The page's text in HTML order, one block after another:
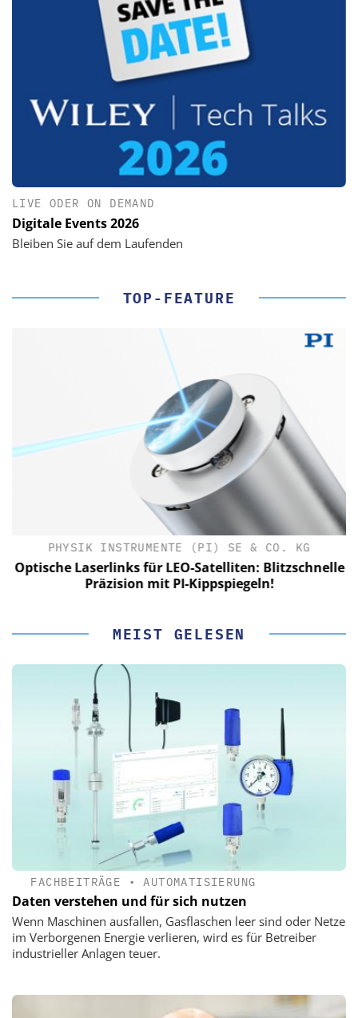
LIVE ODER ON DEMAND
Digitale Events 2026
Bleiben Sie auf dem Laufenden
TOP-FEATURE
PHYSIK INSTRUMENTE (PI) SE & CO. KG
Optische Laserlinks für LEO-Satelliten: Blitzschnelle
Präzision mit PI-Kippspiegeln!
MEIST GELESEN
FACHBEITRÄGE •AUTOMATISIERUNG
Daten verstehen und für sich nutzen
Wenn Maschinen ausfallen, Gasflaschen leer sind oder Netze
im Verborgenen Energie verlieren, wird es für Betreiber
industrieller Anlagen teuer.